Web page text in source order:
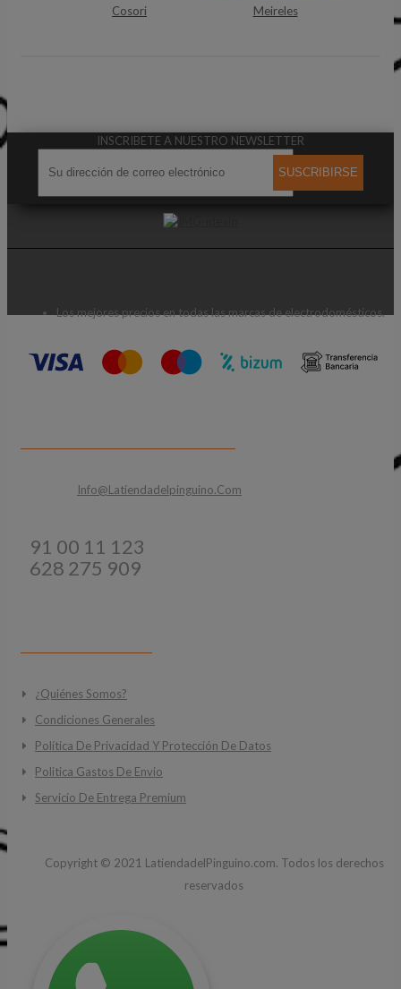
Meireles Elma
INSCRIBETE A NUESTRO NEWSLETTER
SUSCRIBIRSE
Los mejores precios en todas las marcas de electrodomésticos.
Info@latiendadelpinguino.com
91 00 11 123
628 275 909
¿Quiénes Somos?
Condiciones Generales
Política De Privacidad Y Protección De Datos
Politica Gastos De Envio
Servicio De Entrega Premium
Copyright © 2021 LatiendadelPinguino.com. Todos los derechos
reservados